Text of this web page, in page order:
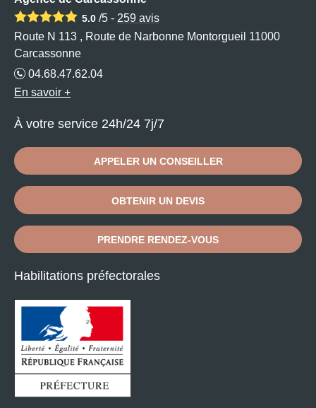
5.0 /5 - 259 avis
Route N 113 , Route de Narbonne Montorgueil 11000
Carcassonne
04.68.47.62.04
En savoir +
À votre service 24h/24 7j/7
APPELER UN CONSEILLER
OBTENIR UN DEVIS
PRENDRE RENDEZ-VOUS
Habilitations préfectorales